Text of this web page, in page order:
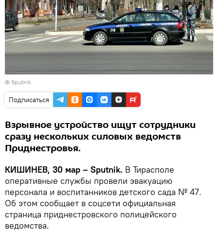
© Sputnik
Подписаться
Взрывное устройство ищут сотрудники
сразу нескольких силовых ведомств
Приднестровья.
КИШИНЕВ, 30 мар – Sputnik. В Тирасполе
оперативные службы провели эвакуацию
персонала и воспитанников детского сада № 47.
Об этом сообщает в соцсети официальная
страница приднестровского полицейского
ведомства.